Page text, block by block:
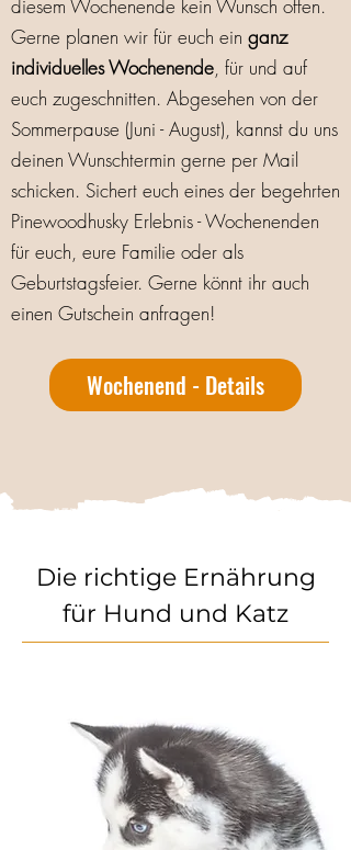
diesem Wochenende kein Wunsch offen.
Gerne planen wir für euch ein ganz
individuelles Wochenende, für und auf
euch zugeschnitten. Abgesehen von der
Sommerpause (Juni - August), kannst du uns
deinen Wunschtermin gerne per Mail
schicken. Sichert euch eines der begehrten
Pinewoodhusky Erlebnis - Wochenenden
für euch, eure Familie oder als
Geburtstagsfeier. Gerne könnt ihr auch
einen Gutschein anfragen!
Wochenend - Details
Die richtige Ernährung
für Hund und Katz